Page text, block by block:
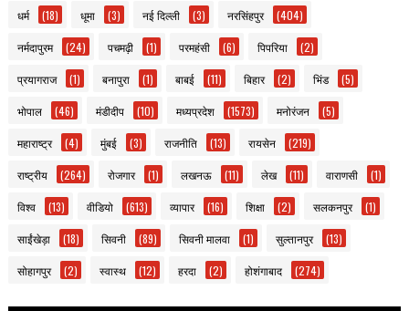
धर्म (18) धूमा (3) नई दिल्ली (3) नरसिंहपुर (404)
नर्मदापुरम (24) पचमढ़ी (1) परमहंसी (6) पिपरिया (2)
प्रयागराज (1) बनापुरा (1) बाबई (11) बिहार (2) भिंड (5)
भोपाल (46) मंडीदीप (10) मध्यप्रदेश (1573) मनोरंजन (5)
महाराष्ट्र (4) मुंबई (3) राजनीति (13) रायसेन (219)
राष्ट्रीय (264) रोजगार (1) लखनऊ (11) लेख (11) वाराणसी (1)
विश्व (13) वीडियो (613) व्यापार (16) शिक्षा (2) सलकनपुर (1)
साईंखेड़ा (18) सिवनी (89) सिवनी मालवा (1) सुल्तानपुर (13)
सोहागपुर (2) स्वास्थ (12) हरदा (2) होशंगाबाद (274)